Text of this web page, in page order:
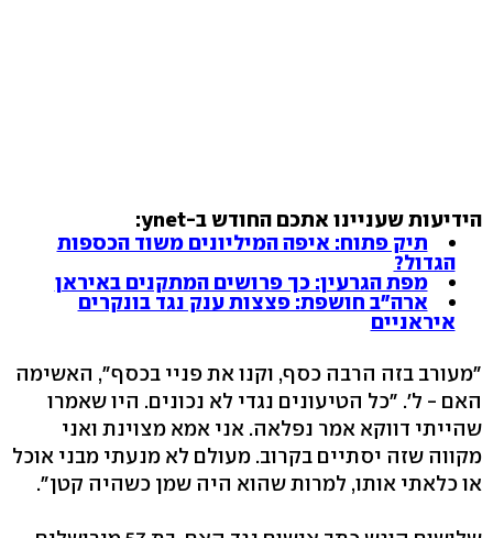
הידיעות שעניינו אתכם החודש ב-ynet:
תיק פתוח: איפה המיליונים משוד הכספות
הגדול?
מפת הגרעין: כך פרושים המתקנים באיראן
ארה"ב חושפת: פצצות ענק נגד בונקרים
איראניים
"מעורב בזה הרבה כסף, וקנו את פניי בכסף", האשימה
האם - ל'. "כל הטיעונים נגדי לא נכונים. היו שאמרו
שהייתי דווקא אמר נפלאה. אני אמא מצוינת ואני
מקווה שזה יסתיים בקרוב. מעולם לא מנעתי מבני אוכל
או כלאתי אותו, למרות שהוא היה שמן כשהיה קטן".